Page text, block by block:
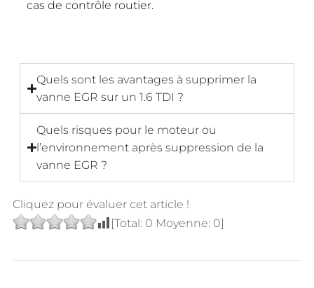
cas de contrôle routier.
Quels sont les avantages à supprimer la
vanne EGR sur un 1.6 TDI ?
Quels risques pour le moteur ou
l’environnement après suppression de la
vanne EGR ?
Cliquez pour évaluer cet article !
[Total: 0 Moyenne: 0]